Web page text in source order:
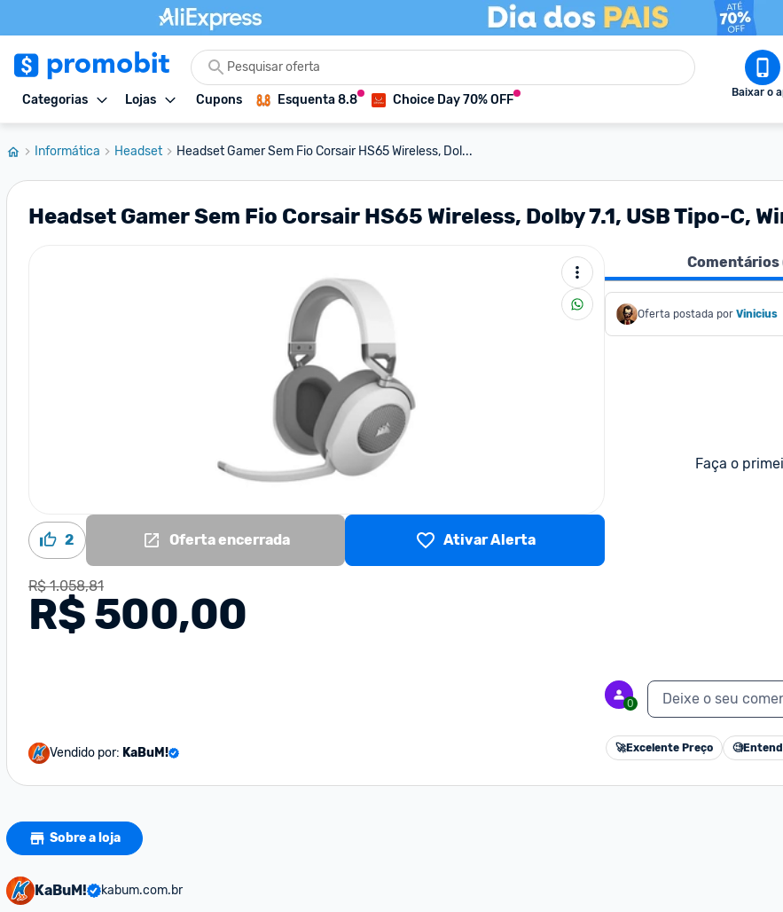
Categorias Lojas Cupons Esquenta 8.8 Choice Day 70% OFF Baixar o
Informática Headset Headset Gamer Sem Fio Corsair HS65 Wireless, Dol...
Headset Gamer Sem Fio Corsair HS65 Wireless, Dolby 7.1, USB Tipo-C,
2 Oferta encerrada Ativar Alerta
R$ 1.058,81
R$ 500,00
Vendido por: KaBuM!
Comentários
Oferta postada por Vinicius
Faça o
0 Deixe o seu
🚀Excelente Preço 🧐
Sobre a loja
KaBuM! kabum.com.br